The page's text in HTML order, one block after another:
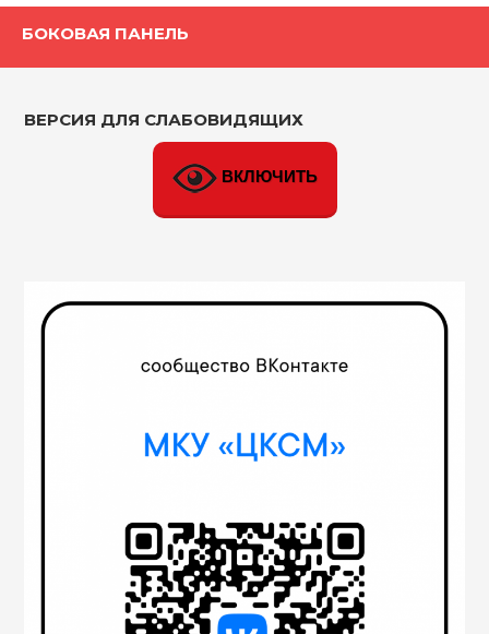
БОКОВАЯ ПАНЕЛЬ
ВЕРСИЯ ДЛЯ СЛАБОВИДЯЩИХ
ВКЛЮЧИТЬ